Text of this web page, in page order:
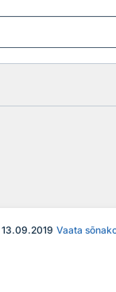
13.09.2019 Vaata